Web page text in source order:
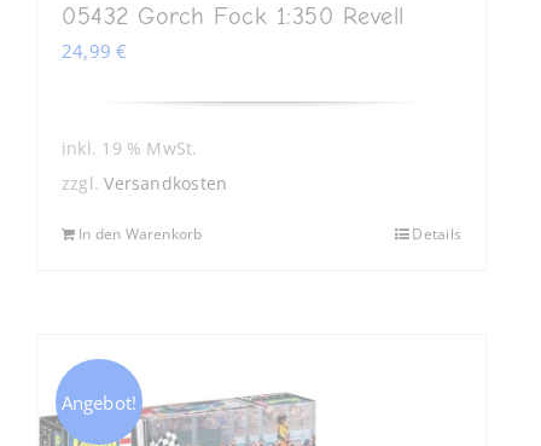
05432 Gorch Fock 1:350 Revell
24,99€
inkl. 19 % MwSt.
zzgl.Versandkosten
In den Warenkorb Details
Angebot!